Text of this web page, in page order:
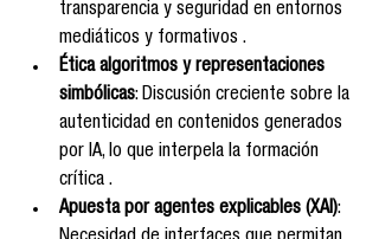
transparencia y seguridad en entornos
mediáticos y formativos .
Ética algoritmos y representaciones
simbólicas: Discusión creciente sobre la
autenticidad en contenidos generados
por IA, lo que interpela la formación
crítica .
Apuesta por agentes explicables (XAI):